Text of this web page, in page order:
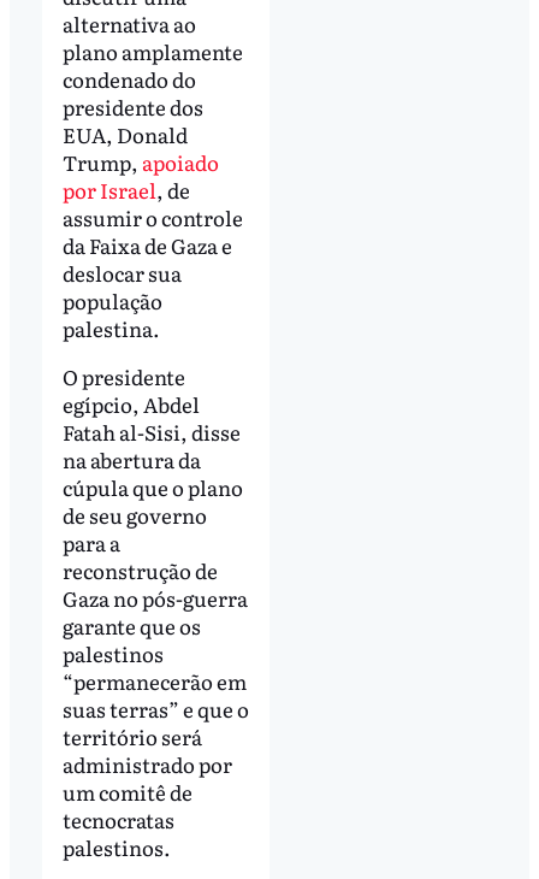
alternativa ao
plano amplamente
condenado do
presidente dos
EUA, Donald
Trump, apoiado
por Israel, de
assumir o controle
da Faixa de Gaza e
deslocar sua
população
palestina.
O presidente
egípcio, Abdel
Fatah al-Sisi, disse
na abertura da
cúpula que o plano
de seu governo
para a
reconstrução de
Gaza no pós-guerra
garante que os
palestinos
“permanecerão em
suas terras” e que o
território será
administrado por
um comitê de
tecnocratas
palestinos.